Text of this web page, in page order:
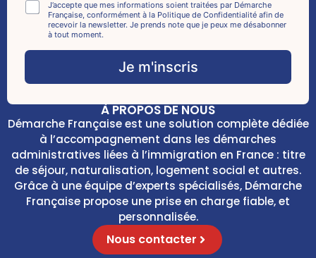
i
lh
k
o
e
s
*
C
h
k
o
s
J’accepte que mes informations soient traitées par Démarche
Française, conformément à la Politique de Confidentialité afin de
recevoir la newsletter. Je prends note que je peux me désabonner
à tout moment.
Je m'inscris
À PROPOS DE NOUS
Démarche Française est une solution complète dédiée
à l’accompagnement dans les démarches
administratives liées à l’immigration en France : titre
de séjour, naturalisation, logement social et autres.
Grâce à une équipe d’experts spécialisés, Démarche
Française propose une prise en charge fiable, et
personnalisée.
Nous contacter